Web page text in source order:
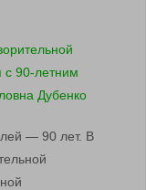
— 90 лет. В